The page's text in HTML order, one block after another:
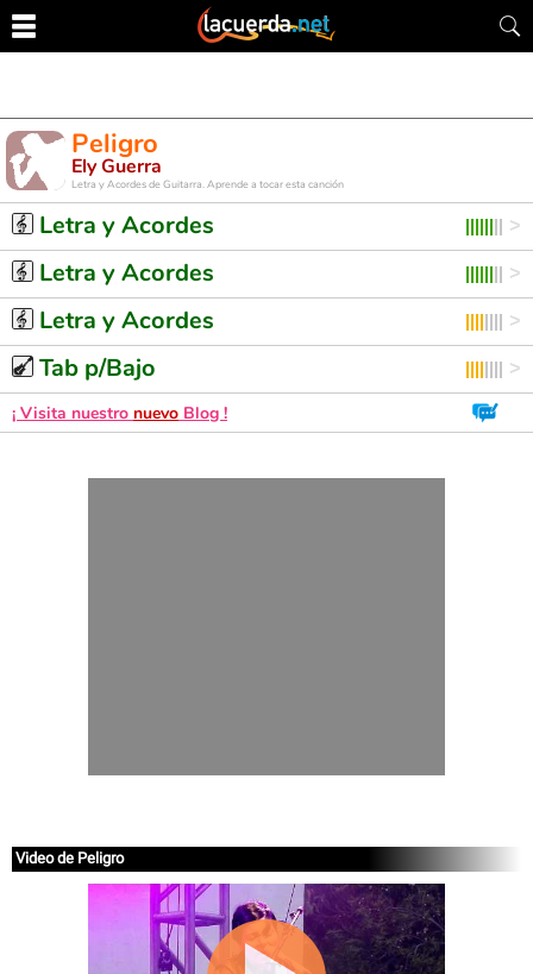
Peligro
Ely Guerra
Letra y Acordes de Guitarra. Aprende a tocar esta canción
Letra y Acordes
Letra y Acordes
Letra y Acordes
Tab p/Bajo
¡ Visita nuestro nuevo Blog !
Video de Peligro